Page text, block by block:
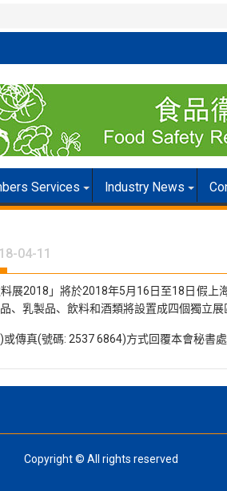
Services Industry News
04-11
展2018」將於2018年5月16日至18日假
乳製品、飲料和酒類將設置成四個獨立
傳真(號碼: 2537 6864)方式回覆本會秘書
Copyright © All rights reserved